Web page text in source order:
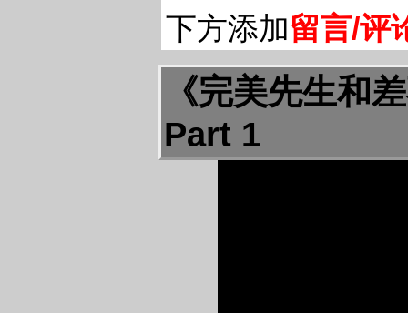
下方添加留言/评
《完美先生和
Part 1